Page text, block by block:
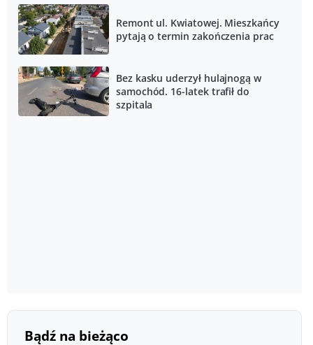
Remont ul. Kwiatowej. Mieszkańcy
pytają o termin zakończenia prac
Bez kasku uderzył hulajnogą w
samochód. 16-latek trafił do
szpitala
Bądź na bieżąco